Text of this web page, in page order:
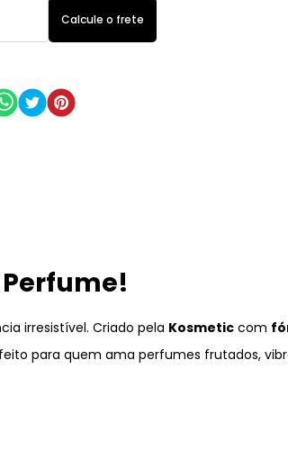
Perfume!
irresistível. Criado pela Kosmetic com
para quem ama perfumes frutados,